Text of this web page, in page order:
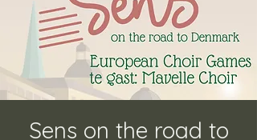
Sens on the road to